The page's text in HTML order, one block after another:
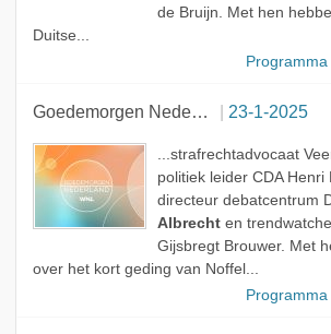
de Bruijn. Met hen
Duitse...
Programma
Goedemorgen Nederland 23-1-2025
...strafrechtadvocaat
politiek leider CDA Henri
directeur debatcentrum
Albrechten
Gijsbregt Brouwer. Met
over het kort geding van Noffel...
Programma